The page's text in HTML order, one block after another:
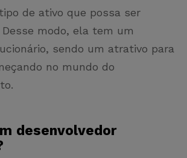
de ativo que possa ser
modo, ela tem um
sendo um atrativo para
no mundo do
desenvolvedor